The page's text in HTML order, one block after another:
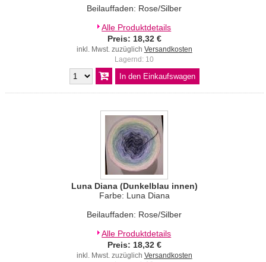
Beilauffaden: Rose/Silber
Alle Produktdetails
Preis: 18,32 €
inkl. Mwst. zuzüglich Versandkosten
Lagernd: 10
Luna Diana (Dunkelblau innen)
Farbe: Luna Diana
Beilauffaden: Rose/Silber
Alle Produktdetails
Preis: 18,32 €
inkl. Mwst. zuzüglich Versandkosten